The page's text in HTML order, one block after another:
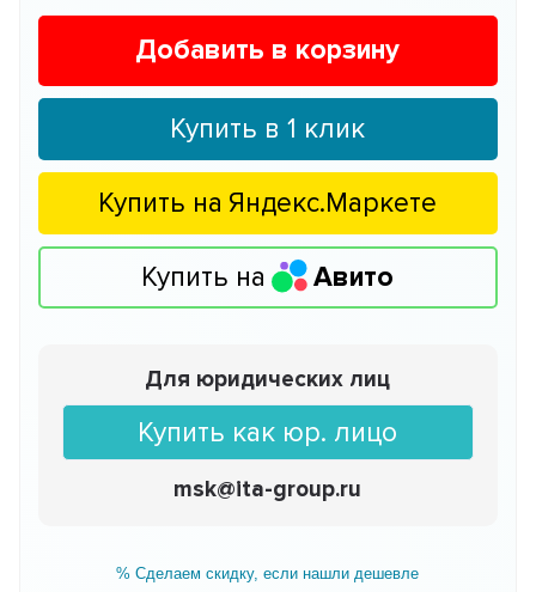
Добавить в корзину
Купить в 1 клик
Купить на Яндекс.Маркете
Купить на Авито
Для юридических лиц
Купить как юр. лицо
msk@ita-group.ru
% Сделаем скидку, если нашли дешевле